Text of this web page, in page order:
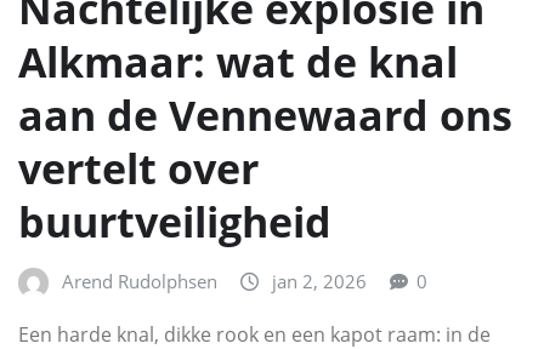
Alkmaar: wat de knal
aan de Vennewaard ons
vertelt over
buurtveiligheid
Arend Rudolphsen jan 2, 2026 0
Een harde knal, dikke rook en een kapot raam: in de